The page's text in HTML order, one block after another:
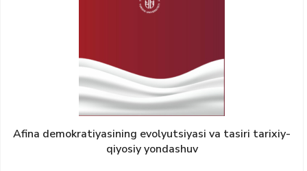
Afina demokratiyasining evolyutsiyasi va tasiri tarixiy-
qiyosiy yondashuv